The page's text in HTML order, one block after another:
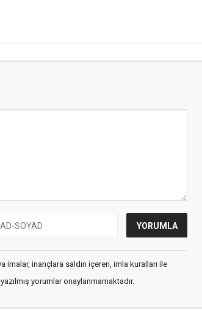
inançlara saldırı içeren, imla kuralları ile
yorumlar onaylanmamaktadır.